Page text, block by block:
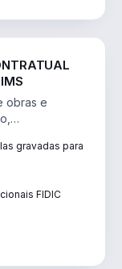
obras e
gravadas para
FIDIC